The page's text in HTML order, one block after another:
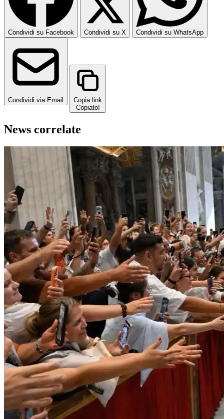
Condividi su Facebook Condividi su X Condividi su WhatsApp
Condividi via Email
Copia link
Copiato!
News correlate